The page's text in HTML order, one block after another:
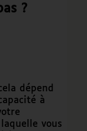
?
dépend
à
vous